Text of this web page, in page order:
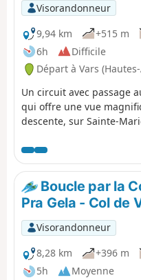
Visorandonneur
9,94 km
+515 m
6h
Difficile
Départ à Vars
Un circuit avec passage
qui offre une vue
descente, sur Sainte-
Boucle par la
Pra Gela - Col de
Visorandonneur
8,28 km
+396 m
5h
Moyenne